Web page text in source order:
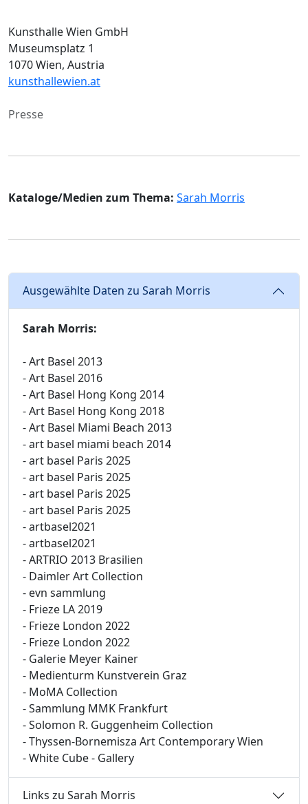
Kunsthalle Wien GmbH
Museumsplatz 1
1070 Wien, Austria
kunsthallewien.at
Presse
Kataloge/Medien zum Thema: Sarah Morris
Ausgewählte Daten zu Sarah Morris
Sarah Morris:
- Art Basel 2013
- Art Basel 2016
- Art Basel Hong Kong 2014
- Art Basel Hong Kong 2018
- Art Basel Miami Beach 2013
- art basel miami beach 2014
- art basel Paris 2025
- art basel Paris 2025
- art basel Paris 2025
- art basel Paris 2025
- artbasel2021
- artbasel2021
- ARTRIO 2013 Brasilien
- Daimler Art Collection
- evn sammlung
- Frieze LA 2019
- Frieze London 2022
- Frieze London 2022
- Galerie Meyer Kainer
- Medienturm Kunstverein Graz
- MoMA Collection
- Sammlung MMK Frankfurt
- Solomon R. Guggenheim Collection
- Thyssen-Bornemisza Art Contemporary Wien
- White Cube - Gallery
Links zu Sarah Morris